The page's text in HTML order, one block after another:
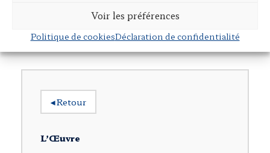
Voir les préférences
Politique de cookiesDéclaration de confidentialité
Avec Antoine Jeammaud et Olivier Leclerc,Classiques Garnier
◂Retour
L’Œuvre